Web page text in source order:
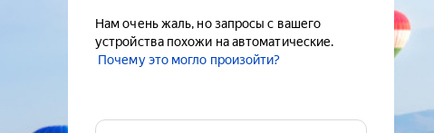
Нам очень жаль, но запросы с вашего
устройства похожи на автоматические.
Почему это могло произойти?